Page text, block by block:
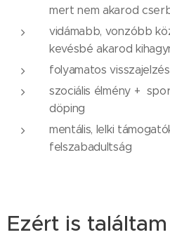
mert nem akarod
vidámabb, vonzóbb
kevésbé akarod
folyamatos
szociális élmény +
döping
mentális, lelki
felszabadultság
Ezért is